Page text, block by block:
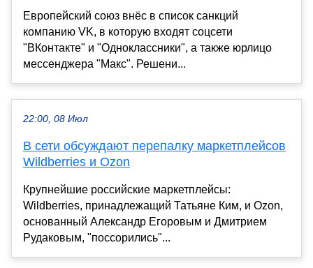
Европейский союз внёс в список санкций
компанию VK, в которую входят соцсети
"ВКонтакте" и "Одноклассники", а также юрлицо
мессенджера "Макс". Решени...
22:00, 08 Июл
В сети обсуждают перепалку маркетплейсов
Wildberries и Ozon
Крупнейшие российские маркетплейсы:
Wildberries, принадлежащий Татьяне Ким, и Ozon,
основанный Александр Егоровым и Дмитрием
Рудаковым, "поссорились"...